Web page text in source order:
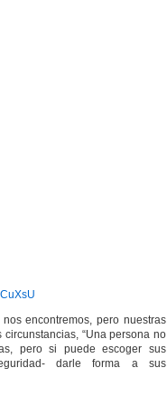
encontremos, pero nuestras
“Una persona no
pero si puede escoger sus
darle forma a sus